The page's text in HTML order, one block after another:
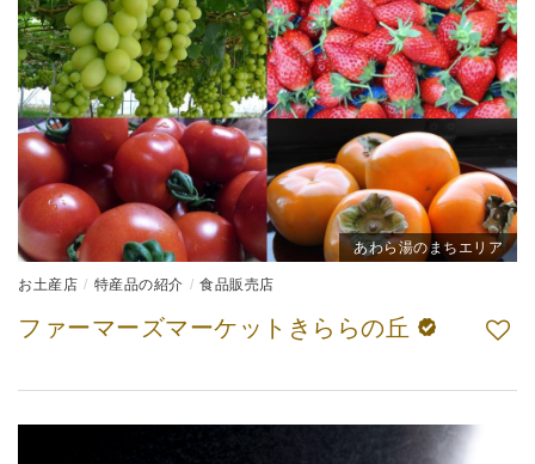
あわら湯のまちエリア
お土産店 特産品の紹介 食品販売店
ファーマーズマーケットきららの丘